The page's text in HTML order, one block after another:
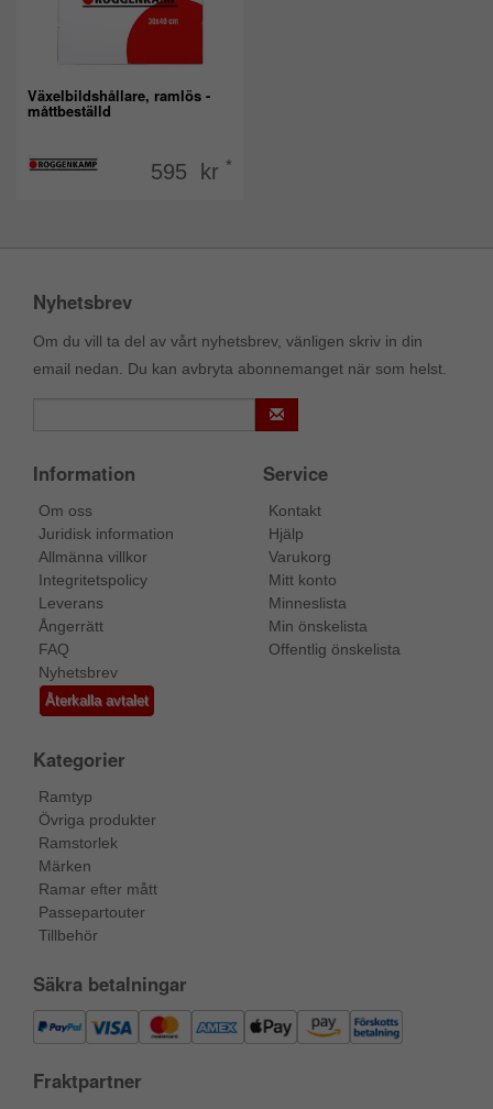
Växelbildshållare, ramlös -
måttbeställd
595 kr *
Nyhetsbrev
Om du vill ta del av vårt nyhetsbrev, vänligen skriv in din
email nedan. Du kan avbryta abonnemanget när som helst.
Information
Om oss
Juridisk information
Allmänna villkor
Integritetspolicy
Leverans
Ångerrätt
FAQ
Nyhetsbrev
Återkalla avtalet
Service
Kontakt
Hjälp
Varukorg
Mitt konto
Minneslista
Min önskelista
Offentlig önskelista
Kategorier
Ramtyp
Övriga produkter
Ramstorlek
Märken
Ramar efter mått
Passepartouter
Tillbehör
Säkra betalningar
Fraktpartner